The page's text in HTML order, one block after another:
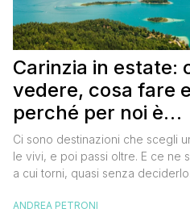
Carinzia in estate:
vedere, cosa fare e
perché per noi è
diventata una
destinazione del
Ci sono destinazioni che scegli
le vivi, e poi passi oltre. E ce ne
a cui torni, quasi senza deciderlo
richiamarti indietro più che il
ANDREA PETRONI